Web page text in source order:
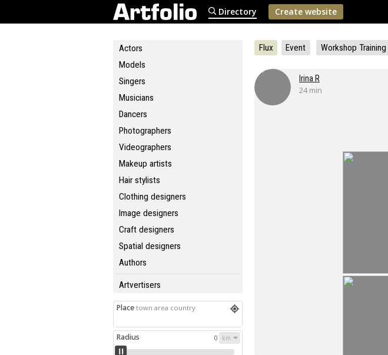
Directory Create website
Actors
Models
Singers
Musicians
Dancers
Photographers
Videographers
Makeup artists
Hair stylists
Clothing designers
Image designers
Craft designers
Spatial designers
Authors
Artvertisers
Place town area country
Radius 0
Flux Event Workshop Training
Irina R
24 min